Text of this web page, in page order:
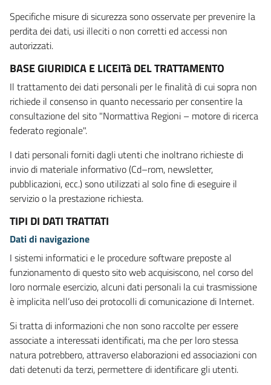
Specifiche misure di sicurezza sono osservate per prevenire la
perdita dei dati, usi illeciti o non corretti ed accessi non
autorizzati.
BASE GIURIDICA E LICEITà DEL TRATTAMENTO
Il trattamento dei dati personali per le finalità di cui sopra non
richiede il consenso in quanto necessario per consentire la
consultazione del sito "Normattiva Regioni – motore di ricerca
federato regionale".
I dati personali forniti dagli utenti che inoltrano richieste di
invio di materiale informativo (Cd–rom, newsletter,
pubblicazioni, ecc.) sono utilizzati al solo fine di eseguire il
servizio o la prestazione richiesta.
TIPI DI DATI TRATTATI
Dati di navigazione
I sistemi informatici e le procedure software preposte al
funzionamento di questo sito web acquisiscono, nel corso del
loro normale esercizio, alcuni dati personali la cui trasmissione
è implicita nell’uso dei protocolli di comunicazione di Internet.
Si tratta di informazioni che non sono raccolte per essere
associate a interessati identificati, ma che per loro stessa
natura potrebbero, attraverso elaborazioni ed associazioni con
dati detenuti da terzi, permettere di identificare gli utenti.